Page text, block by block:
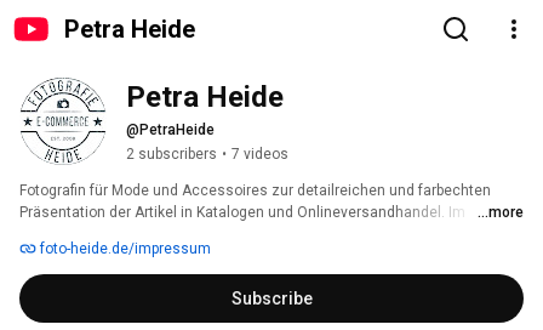
Petra Heide
Petra Heide
@PetraHeide
2 subscribers • 7 videos
Fotografin für Mode und Accessoires zur detailreichen und farbechten
Präsentation der Artikel in Katalogen und Onlineversandhandel. Im
Packshoot und Hollowman - Fotografien.
...more
foto-heide.de/impressum
Subscribe